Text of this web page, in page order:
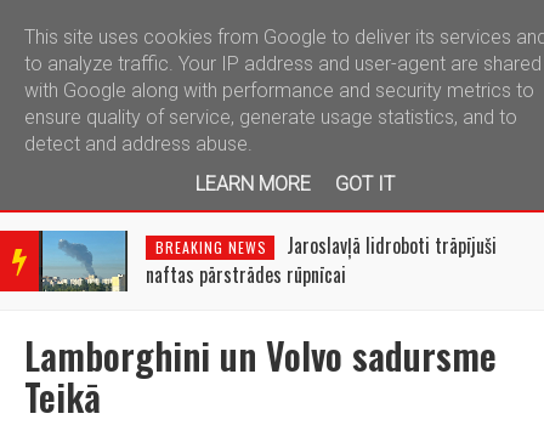
telegram
BRE
AKIN
NEW
BREAKING NEWS
Jaroslavļā lidroboti trāpījuši
naftas pārstrādes rūpnīcai
Lamborghini un Volvo sadursme
Teikā
This site uses cookies from Google to deliver its services
to analyze traffic. Your IP address and user-agent are shared
with Google along with performance and security metrics to
ensure quality of service, generate usage statistics, and to
detect and address abuse.
LEARN MORE
GOT IT